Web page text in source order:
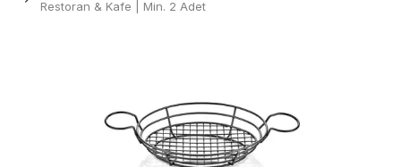
Restoran & Kafe | Min. 2 Adet